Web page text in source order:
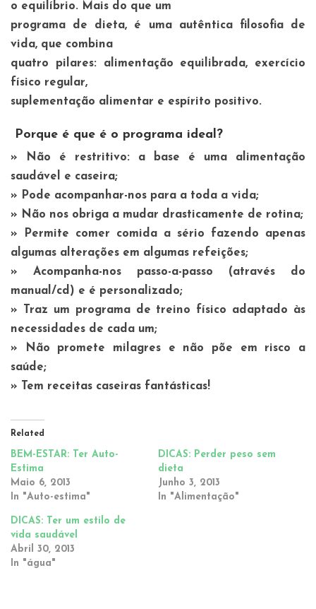
o equilíbrio. Mais do que um
programa de dieta, é uma autêntica filosofia de
vida, que combina
quatro pilares: alimentação equilibrada, exercício
físico regular,
suplementação alimentar e espírito positivo.
Porque é que é o programa ideal?
» Não é restritivo: a base é uma alimentação
saudável e caseira;
» Pode acompanhar-nos para a toda a vida;
» Não nos obriga a mudar drasticamente de rotina;
» Permite comer comida a sério fazendo apenas
algumas alterações em algumas refeições;
» Acompanha-nos passo-a-passo (através do
manual/cd) e é personalizado;
» Traz um programa de treino físico adaptado às
necessidades de cada um;
» Não promete milagres e não põe em risco a
saúde;
» Tem receitas caseiras fantásticas!
Related
BEM-ESTAR: Ter Auto-
Estima
Maio 6, 2013
In "Auto-estima"
DICAS: Perder peso sem
dieta
Junho 3, 2013
In "Alimentação"
DICAS: Ter um estilo de
vida saudável
Abril 30, 2013
In "água"